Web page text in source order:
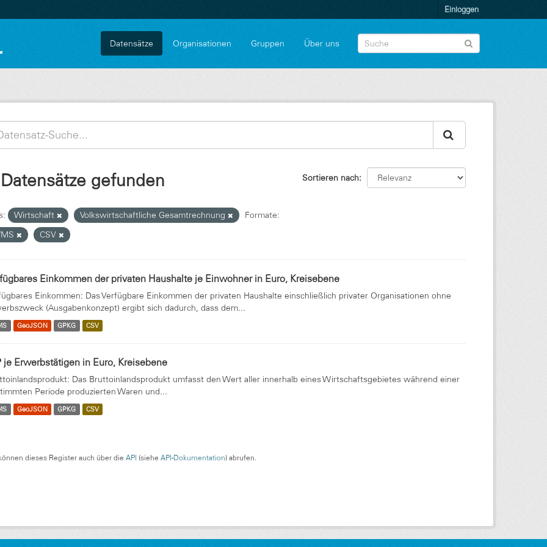
Einloggen
Datensätze Organisationen Gruppen Über uns
Sortieren nach
gefunden
Wirtschaft Volkswirtschaftliche Gesamtrechnung
Formate:
CSV
Einkommen der privaten Haushalte je Einwohner in Euro, Kreisebene
Einkommen: Das Verfügbare Einkommen der privaten Haushalte einschließlich privater Organisationen ohne
(Ausgabenkonzept) ergibt sich dadurch, dass dem...
GeoJSON GPKG CSV
je Erwerbstätigen in Euro, Kreisebene
Das Bruttoinlandsprodukt umfasst den Wert aller innerhalb eines Wirtschaftsgebietes während einer
Periode produzierten Waren und...
GeoJSON GPKG CSV
dieses Register auch über die API (siehe API-Dokumentation) abrufen.